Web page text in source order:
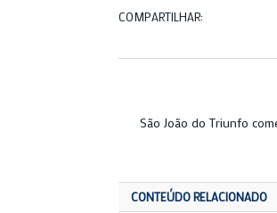
COMPARTILHAR:
São João do Triunfo
CONTEÚDO RELACIONADO